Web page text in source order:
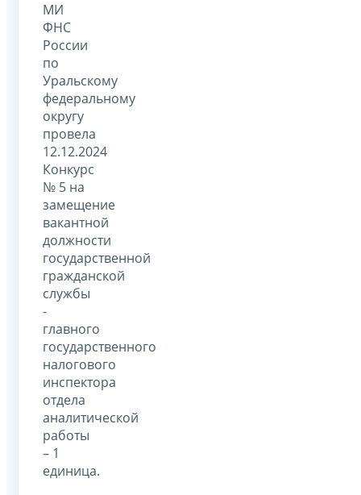
МИ
ФНС
России
по
Уральскому
федеральному
округу
провела
12.12.2024
Конкурс
№ 5 на
замещение
вакантной
должности
государственной
гражданской
службы
-
главного
государственного
налогового
инспектора
отдела
аналитической
работы
– 1
единица.